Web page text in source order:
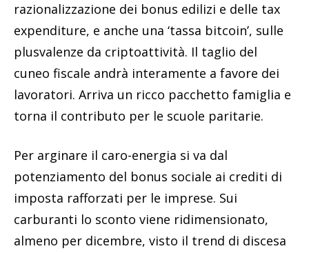
razionalizzazione dei bonus edilizi e delle tax
expenditure, e anche una ‘tassa bitcoin’, sulle
plusvalenze da criptoattività. Il taglio del
cuneo fiscale andrà interamente a favore dei
lavoratori. Arriva un ricco pacchetto famiglia e
torna il contributo per le scuole paritarie.
Per arginare il caro-energia si va dal
potenziamento del bonus sociale ai crediti di
imposta rafforzati per le imprese. Sui
carburanti lo sconto viene ridimensionato,
almeno per dicembre, visto il trend di discesa